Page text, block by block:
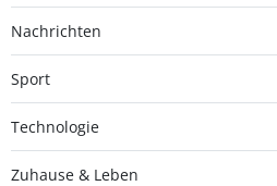
Nachrichten
Sport
Technologie
Zuhause & Leben